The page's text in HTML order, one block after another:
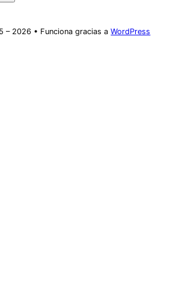
– 2026 • Funciona gracias aWordPress